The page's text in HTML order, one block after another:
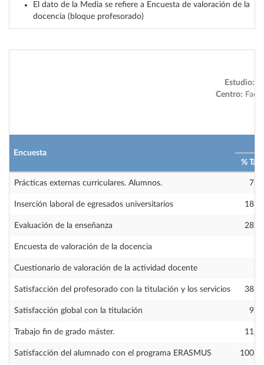
El dato de la Media se refiere a Encuesta de valoración de la
docencia (bloque profesorado)
Estudio:
Centro:
Encuesta
% Tasa
Prácticas externas curriculares. Alumnos.
Inserción laboral de egresados universitarios
Evaluación de la enseñanza
Encuesta de valoración de la docencia
Cuestionario de valoración de la actividad docente
Satisfacción del profesorado con la titulación y los servicios
Satisfacción global con la titulación
Trabajo fin de grado máster.
Satisfacción del alumnado con el programa ERASMUS